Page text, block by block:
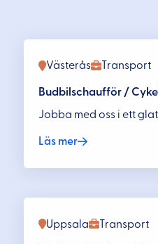
Transport
Västerås
Budbilschaufför /
Jobba med oss i ett
Läs mer
Transport
Uppsala